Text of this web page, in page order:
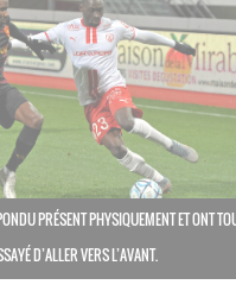
PRÉSENT PHYSIQUEMENT ET ONT
D’ALLER VERS L’AVANT.